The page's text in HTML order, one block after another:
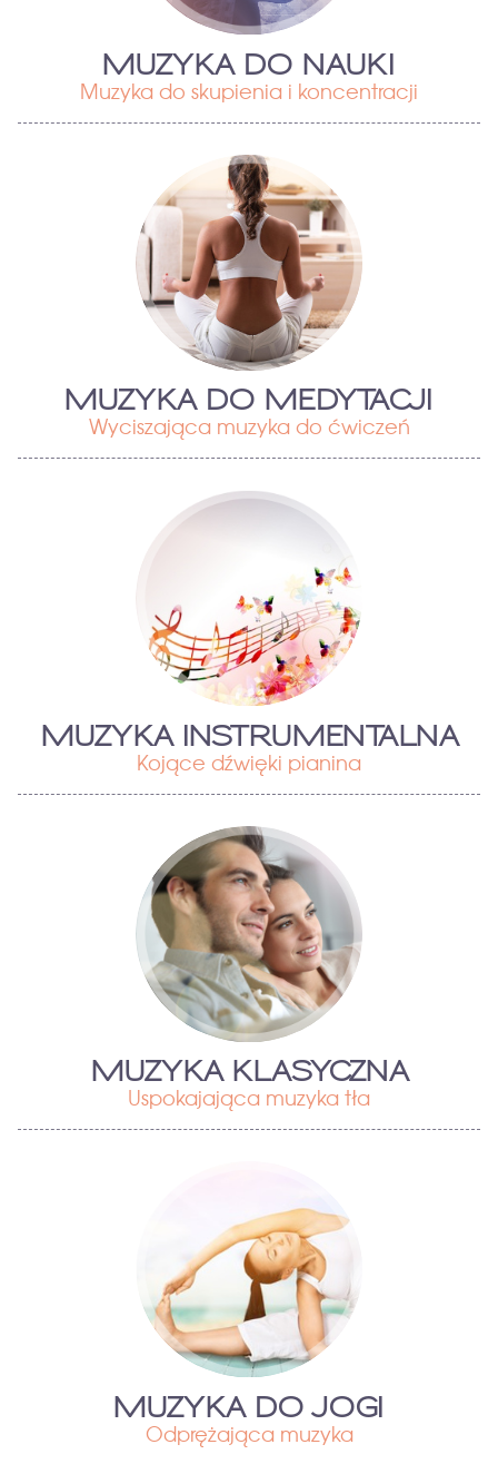
MUZYKA DO NAUKI
Muzyka do skupienia i koncentracji
MUZYKA DO MEDYTACJI
Wyciszająca muzyka do ćwiczeń
MUZYKA INSTRUMENTALNA
Kojące dźwięki pianina
MUZYKA KLASYCZNA
Uspokajająca muzyka tła
MUZYKA DO JOGI
Odprężająca muzyka